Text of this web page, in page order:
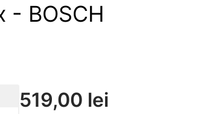
- BOSCH
519,00 lei